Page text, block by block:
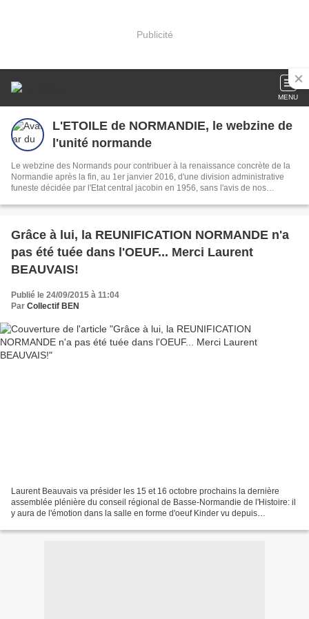
Publicité
MENU
L'ETOILE de NORMANDIE, le webzine de
l'unité normande
Le webzine des Normands pour contribuer à la renaissance concrète de la
Normandie après la fin, au 1er janvier 2016, d'une division administrative
funeste décidée par l'Etat central jacobin en 1956, sans l'avis de nos
Grâce à lui, la REUNIFICATION NORMANDE n'a
pas été tuée dans l'OEUF... Merci Laurent
BEAUVAIS!
Publié le 24/09/2015 à 11:04
Par Collectif BEN
Laurent Beauvais va présider les 15 et 16 octobre prochains la dernière
assemblée plénière du conseil régional de Basse-Normandie de l'Histoire: il
y aura de l'émotion dans la salle en forme d'oeuf Kinder vu depuis